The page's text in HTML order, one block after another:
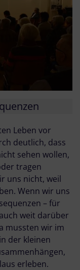
Leben vor
deutlich, dass
sehen wollen,
tragen
uns nicht, weil
Wenn wir uns
– für
weit darüber
mussten wir im
der kleinen
erleben.